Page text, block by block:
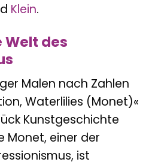
Klein.
Welt des
Malen nach Zahlen
Waterlilies (Monet)«
Kunstgeschichte
Monet, einer der
ist